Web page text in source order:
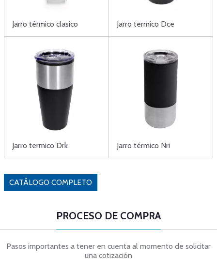
Jarro térmico clasico Jarro termico Dce
Jarro termico Drk Jarro térmico Nri
CATÁLOGO COMPLETO
PROCESO DE COMPRA
Pasos importantes a tener en cuenta al momento de solicitar
una cotización